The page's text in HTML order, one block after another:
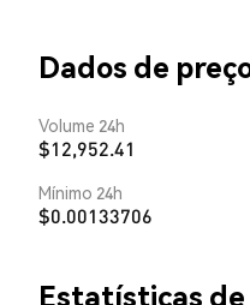
Dados de
Volume 24h
$12,952.41
Mínimo 24h
$0.00133706
Estatísticas de